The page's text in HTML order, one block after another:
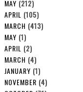
MAY (212)
APRIL (105)
MARCH (413)
MAY (1)
APRIL (2)
MARCH (4)
JANUARY (1)
NOVEMBER (4)